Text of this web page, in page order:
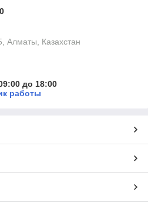
Алматы, Казахстан
до 18:00
работы